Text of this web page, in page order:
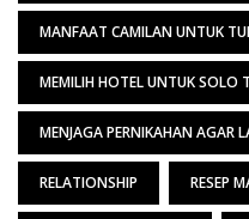
MANFAAT CAMILAN UNTUK
MEMILIH HOTEL UNTUK SOLO
MENJAGA PERNIKAHAN AGAR
RELATIONSHIP RESEP